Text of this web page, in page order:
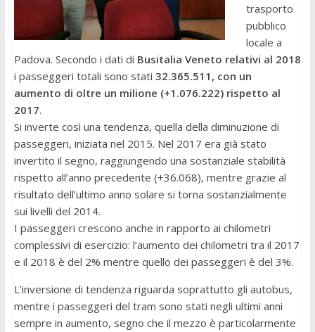
trasporto
pubblico
locale a
Padova. Secondo i dati di Busitalia Veneto relativi al 2018
i passeggeri totali sono stati 32.365.511, con un
aumento di oltre un milione (+1.076.222) rispetto al
2017.
Si inverte così una tendenza, quella della diminuzione di
passeggeri, iniziata nel 2015. Nel 2017 era già stato
invertito il segno, raggiungendo una sostanziale stabilità
rispetto all’anno precedente (+36.068), mentre grazie al
risultato dell’ultimo anno solare si torna sostanzialmente
sui livelli del 2014.
I passeggeri crescono anche in rapporto ai chilometri
complessivi di esercizio: l’aumento dei chilometri tra il 2017
e il 2018 è del 2% mentre quello dei passeggeri è del 3%.
L’inversione di tendenza riguarda soprattutto gli autobus,
mentre i passeggeri del tram sono stati negli ultimi anni
sempre in aumento, segno che il mezzo è particolarmente